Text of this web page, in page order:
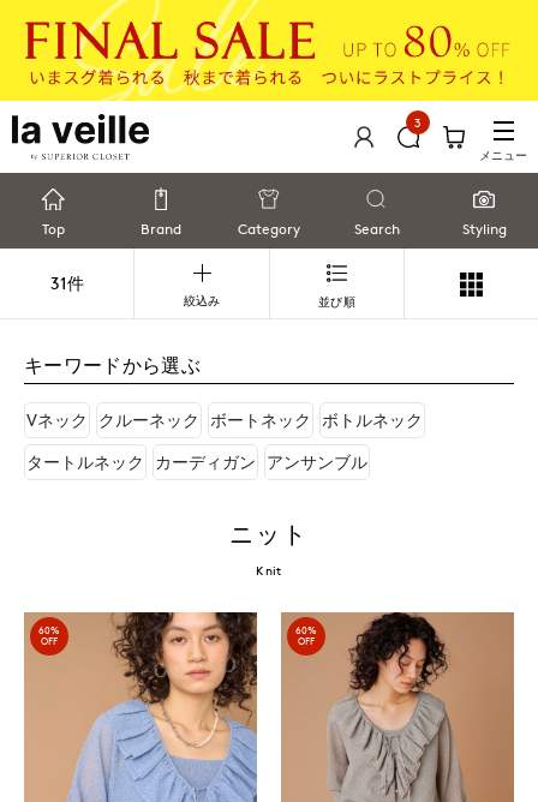
3
メニュー
Top Brand Category Search Styling
31件
絞込み 並び順
キーワードから選ぶ
Vネック クルーネック ボートネック ボトルネック
タートルネック カーディガン アンサンブル
ニット
Knit
60%
OFF
60%
OFF